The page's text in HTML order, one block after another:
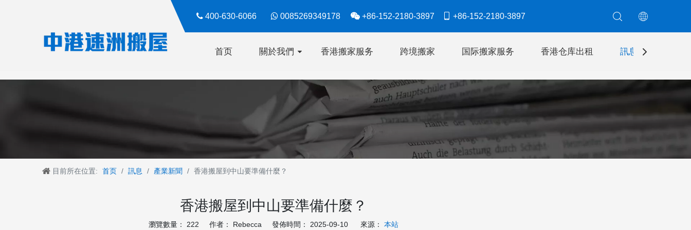
 400-630-6066  0085269349178  +86-152-2180-3897  +86-152-2180-3897​​​​​​​
首页 關於我們 香港搬家服务 跨境搬家 国际搬家服务 香港仓库出租 訊息
目前所在位置: 首页 / 訊息 / 產業新聞 / 香港搬屋到中山要準備什麼？
香港搬屋到中山要準備什麼？
瀏覽數量： 222 作者： Rebecca 發佈時間： 2025-09-10 來源： 本站